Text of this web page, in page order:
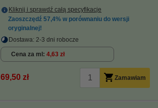
Kliknij i sprawdź całą specyfikacje
Zaoszczędź 57,4% w porównaniu do wersji
oryginalnej!
Dostawa: 2-3 dni robocze
Cena za ml 4,63 zł
69,50 zł Zamawiam